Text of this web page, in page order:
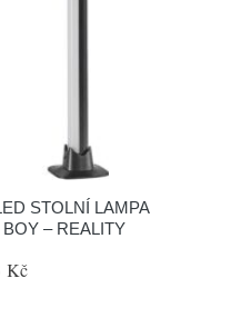
STOLNÍ LAMPA
– REALITY
Kč